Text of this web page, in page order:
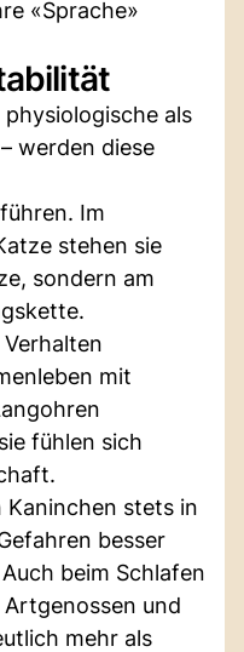
«Sprache»
als
werden diese
Im
stehen sie
sondern am
mit
fühlen sich
Kaninchen stets in
besser
beim Schlafen
und
mehr als